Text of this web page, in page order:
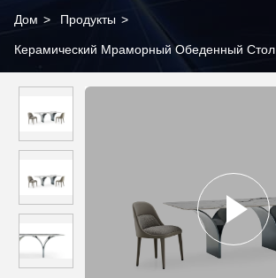
Дом > Продукты >
Керамический Мраморный Обеденный Стол
современный столик и стул